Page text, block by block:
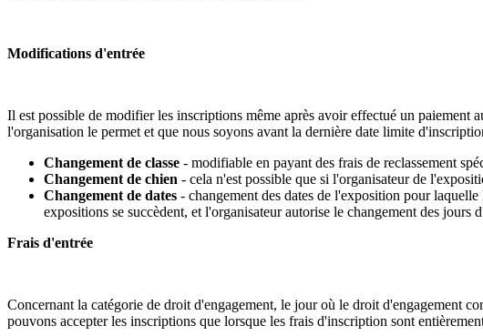
Modifications d'entrée
Il est possible de modifier les inscriptions même après avoir effectué un paiement
l'organisation le permet et que nous soyons avant la dernière date limite
Changement de classe - modifiable en payant des frais de reclassement
Changement de chien - cela n'est possible que si l'organisateur de
Changement de dates - changement des dates de l'exposition pour
expositions se succèdent, et l'organisateur autorise le changement des
Frais d'entrée
Concernant la catégorie de droit d'engagement, le jour où le droit d'engagement
pouvons accepter les inscriptions que lorsque les frais d'inscription sont